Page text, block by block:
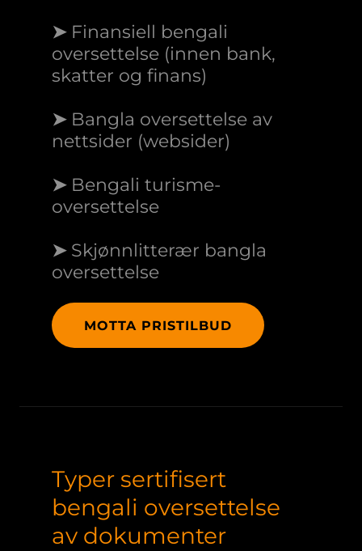
➤ Finansiell bengali
oversettelse (innen bank,
skatter og finans)
➤ Bangla oversettelse av
nettsider (websider)
➤ Bengali turisme-
oversettelse
➤ Skjønnlitterær bangla
oversettelse
MOTTA PRISTILBUD
Typer sertifisert
bengali oversettelse
av dokumenter